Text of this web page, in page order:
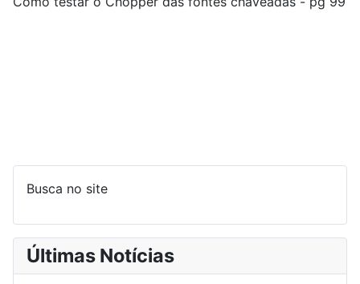
Busca no site
Últimas Notícias